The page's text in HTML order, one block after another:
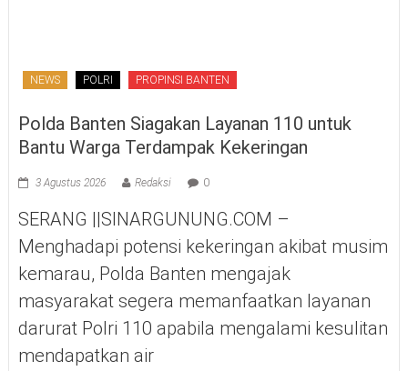
NEWS POLRI PROPINSI BANTEN
Polda Banten Siagakan Layanan 110 untuk
Bantu Warga Terdampak Kekeringan
3 Agustus 2026 Redaksi 0
SERANG ||SINARGUNUNG.COM –
Menghadapi potensi kekeringan akibat musim
kemarau, Polda Banten mengajak
masyarakat segera memanfaatkan layanan
darurat Polri 110 apabila mengalami kesulitan
mendapatkan air